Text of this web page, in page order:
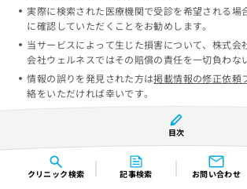
クリニック検索 記事検索 お問い合わせ
目次
実際に検索された医療機関で受診を希望される場
に確認していただくことをお勧めします。
当サービスによって生じた損害について、株式会
会社ウェルネスではその賠償の責任を一切負わな
情報の誤りを発見された方は掲載情報の修正依頼
絡をいただければ幸いです。